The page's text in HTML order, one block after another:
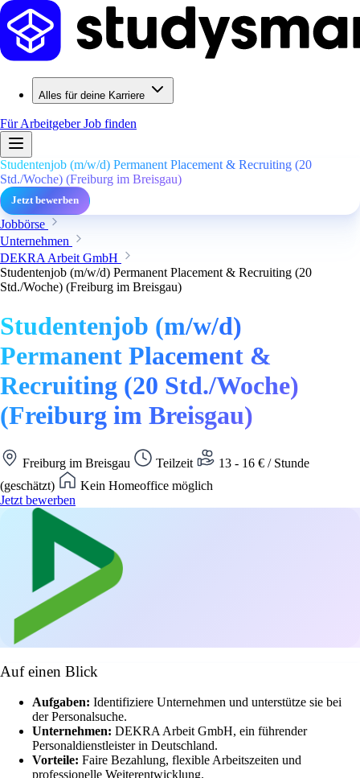
Alles für deine Karriere
Für ArbeitgeberJob finden
Studentenjob (m/w/d) Permanent Placement & Recruiting (20
Std./Woche) (Freiburg im Breisgau)
Jetzt bewerben
Jobbörse
Unternehmen
DEKRA Arbeit GmbH
Studentenjob (m/w/d) Permanent Placement & Recruiting (20
Std./Woche) (Freiburg im Breisgau)
Studentenjob (m/w/d)
Permanent Placement &
Recruiting (20 Std./Woche)
(Freiburg im Breisgau)
Freiburg im Breisgau Teilzeit
13 - 16 € / Stunde
(geschätzt)
Kein Homeoffice möglich
Jetzt bewerben
Auf einen Blick
Aufgaben: Identifiziere Unternehmen und unterstütze sie bei
der Personalsuche.
Unternehmen: DEKRA Arbeit GmbH, ein führender
Personaldienstleister in Deutschland.
Vorteile: Faire Bezahlung, flexible Arbeitszeiten und
professionelle Weiterentwicklung.